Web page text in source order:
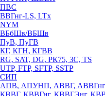
ПВС
ВВГнг-LS, LTx
NYM
ВБбШв/ВБШв
ПуВ, ПуГВ
КГ, КГН, КГВВ
RG, SAT, DG, РК75, 3С, TS
UTP, FTP, SFTP, SSTP
СИП
АПВ, АПУНП, АВВГ,
КВВГ, КВВГнг, КВВГЭнг,